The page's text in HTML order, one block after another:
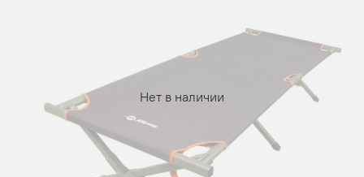
Нет в наличии